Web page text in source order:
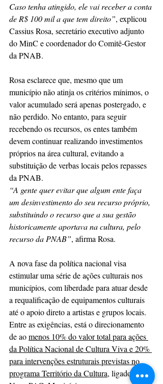
Caso tenha atingido, ele vai receber a conta
de R$ 100 mil a que tem direito”, explicou
Cassius Rosa, secretário executivo adjunto
do MinC e coordenador do Comitê-Gestor
da PNAB.
Rosa esclarece que, mesmo que um
município não atinja os critérios mínimos, o
valor acumulado será apenas postergado, e
não perdido. No entanto, para seguir
recebendo os recursos, os entes também
devem continuar realizando investimentos
próprios na área cultural, evitando a
substituição de verbas locais pelos repasses
da PNAB.
“A gente quer evitar que algum ente faça
um desinvestimento do seu recurso próprio,
substituindo o recurso que a sua gestão
historicamente aportava na cultura, pelo
recurso da PNAB”, afirma Rosa.
A nova fase da política nacional visa
estimular uma série de ações culturais nos
municípios, com liberdade para atuar desde
a requalificação de equipamentos culturais
até o apoio direto a artistas e grupos locais.
Entre as exigências, está o direcionamento
de ao menos 10% do valor total para ações
da Política Nacional de Cultura Viva e 20%
para intervenções estruturais previstas no
programa Território da Cultura, ligado ao